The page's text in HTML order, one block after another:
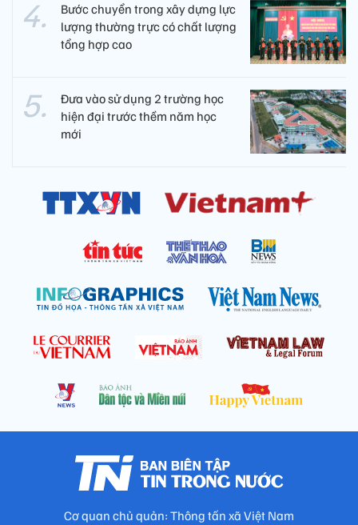
Bước chuyển trong xây dựng lực
lượng thường trực có chất lượng
tổng hợp cao
Đưa vào sử dụng 2 trường học
hiện đại trước thềm năm học
mới
Cơ quan chủ quản: Thông tấn xã Việt Nam